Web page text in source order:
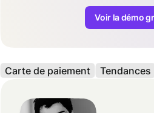
Voir la démo
Carte de paiement Tendances